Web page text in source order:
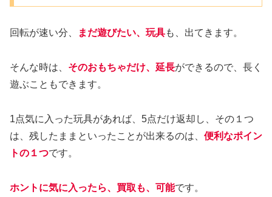
回転が速い分、 まだ遊びたい、玩具も、出てきます。
そんな時は、 そのおもちゃだけ、延長ができるので、長く
遊ぶこともできます。
1点気に入った玩具があれば、5点だけ返却し、その１つ
は、残したままといったことが出来るのは、 便利なポイン
トの１つです。
ホントに気に入ったら、買取も、可能です。